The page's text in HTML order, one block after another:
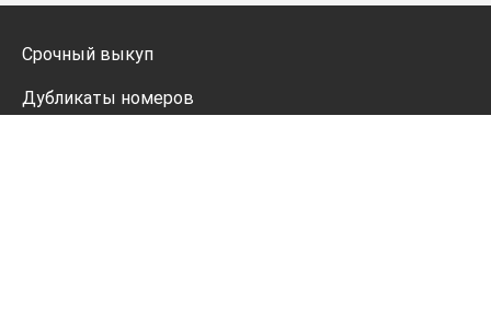
Срочный выкуп
Дубликаты номеров